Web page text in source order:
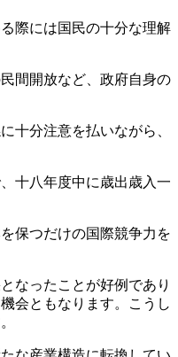
際には国民の十分な理解
間開放など、政府自身の
十分注意を払いながら、
十八年度中に歳出歳入一
保つだけの国際競争力を
なったことが好例であり
会ともなります。こうし